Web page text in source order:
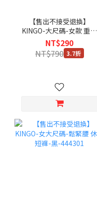
【售出不接受退換】
KINGO-大尺碼-女款 重磅
圓領T恤-黑/紫/灰卡
其-444101
NT$290
NT$790 3.7折